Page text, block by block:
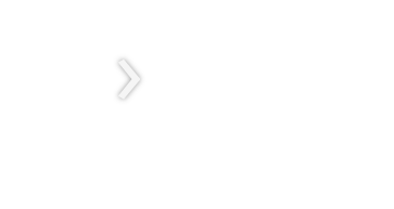
›